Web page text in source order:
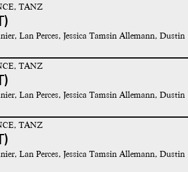
TANZ
Lan Perces, Jessica Tamsin Allemann, Dustin
TANZ
Lan Perces, Jessica Tamsin Allemann, Dustin
TANZ
Lan Perces, Jessica Tamsin Allemann, Dustin